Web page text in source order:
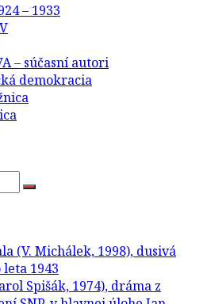
– 1933
– súčasní autori
demokracia
(V. Michálek, 1998), dusivá
1943
Spišák, 1974), dráma z